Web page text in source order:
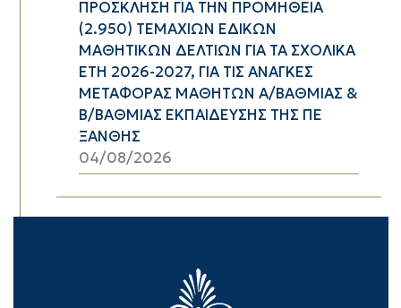
ΠΡΟΣΚΛΗΣΗ ΓΙΑ ΤΗΝ ΠΡΟΜΗΘΕΙΑ
(2.950) ΤΕΜΑΧΙΩΝ ΕΔΙΚΩΝ
ΜΑΘΗΤΙΚΩΝ ΔΕΛΤΙΩΝ ΓΙΑ ΤΑ ΣΧΟΛΙΚΑ
ΕΤΗ 2026-2027, ΓΙΑ ΤΙΣ ΑΝΑΓΚΕΣ
ΜΕΤΑΦΟΡΑΣ ΜΑΘΗΤΩΝ Α/ΒΑΘΜΙΑΣ &
Β/ΒΑΘΜΙΑΣ ΕΚΠΑΙΔΕΥΣΗΣ ΤΗΣ ΠΕ
ΞΑΝΘΗΣ
04/08/2026